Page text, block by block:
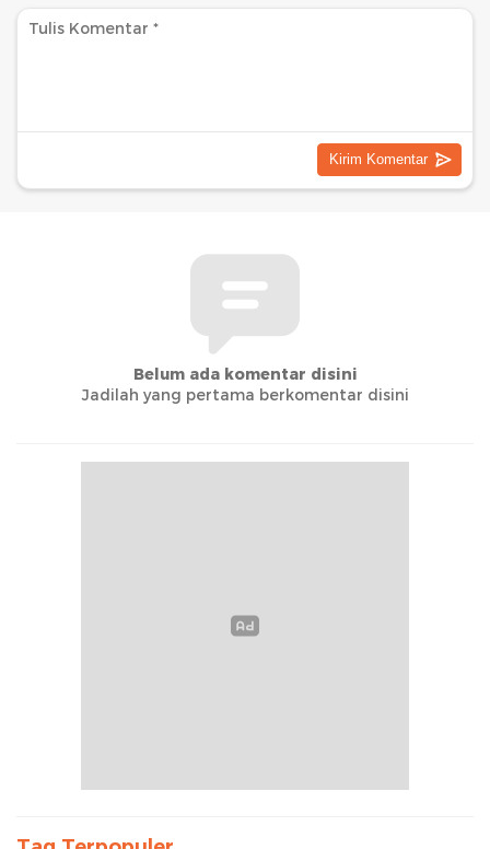
Belum ada komentar disini
Jadilah yang pertama berkomentar disini